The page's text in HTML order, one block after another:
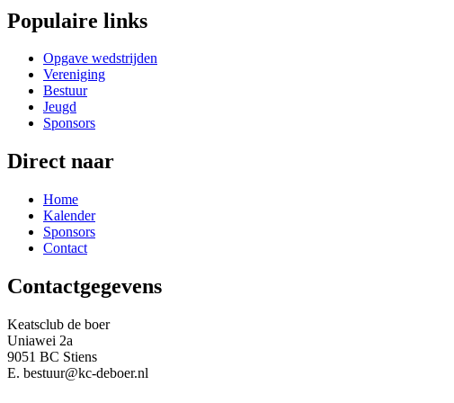
Populaire links
Opgave wedstrijden
Vereniging
Bestuur
Jeugd
Sponsors
Direct naar
Home
Kalender
Sponsors
Contact
Contactgegevens
Keatsclub de boer
Uniawei 2a
9051 BC Stiens
E. bestuur@kc-deboer.nl